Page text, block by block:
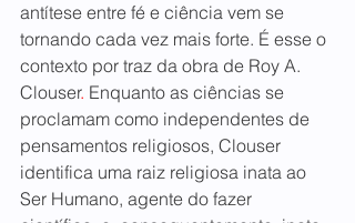
antítese entre fé e ciência vem se
tornando cada vez mais forte. É esse o
contexto por traz da obra de Roy A.
Clouser. Enquanto as ciências se
proclamam como independentes de
pensamentos religiosos, Clouser
identifica uma raiz religiosa inata ao
Ser Humano, agente do fazer